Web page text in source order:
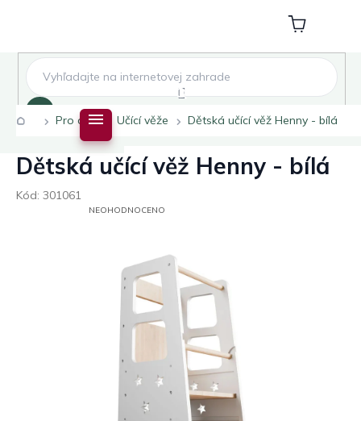
Nákupní
košík
DomůPro děti Učící věže Dětská učící věž Henny - bílá
Dětská učící věž Henny - bílá
Kód: 301061
PRŮMĚRNÉNEOHODNOCENO